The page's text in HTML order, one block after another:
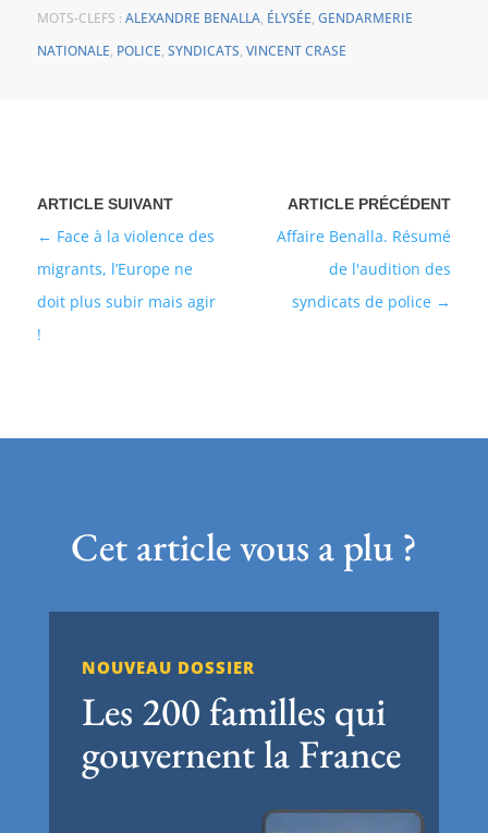
MOTS-CLEFS : ALEXANDRE BENALLA, ÉLYSÉE, GENDARMERIE
NATIONALE, POLICE, SYNDICATS, VINCENT CRASE
Affaire Benalla. Résumé
de l'audition des
syndicats de police
Face à la violence des
migrants, l’Europe ne
doit plus subir mais agir
!
Cet article vous a plu ?
NOUVEAU DOSSIER
Les 200 familles qui
gouvernent la France